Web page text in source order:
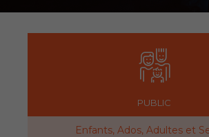
PUBLIC
Enfants, Ados, Adultes et